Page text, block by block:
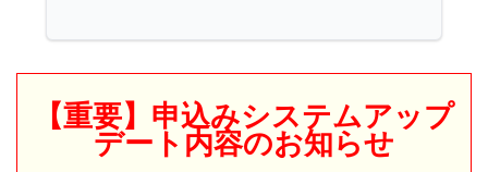
【重要】申込みシステムアップ
デート内容のお知らせ